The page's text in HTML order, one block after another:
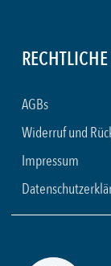
AGBs
Widerruf und
Impressum